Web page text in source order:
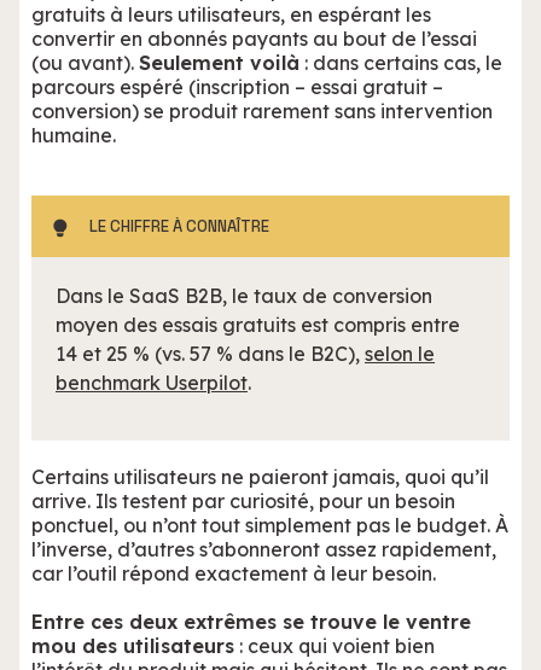
gratuits à leurs utilisateurs, en espérant les
convertir en abonnés payants au bout de l’essai
(ou avant). Seulement voilà : dans certains cas, le
parcours espéré (inscription – essai gratuit –
conversion) se produit rarement sans intervention
humaine.
LE CHIFFRE À CONNAÎTRE
Dans le SaaS B2B, le taux de conversion
moyen des essais gratuits est compris entre
14 et 25 % (vs. 57 % dans le B2C), selon le
benchmark Userpilot.
Certains utilisateurs ne paieront jamais, quoi qu’il
arrive. Ils testent par curiosité, pour un besoin
ponctuel, ou n’ont tout simplement pas le budget. À
l’inverse, d’autres s’abonneront assez rapidement,
car l’outil répond exactement à leur besoin.
Entre ces deux extrêmes se trouve le ventre
mou des utilisateurs : ceux qui voient bien